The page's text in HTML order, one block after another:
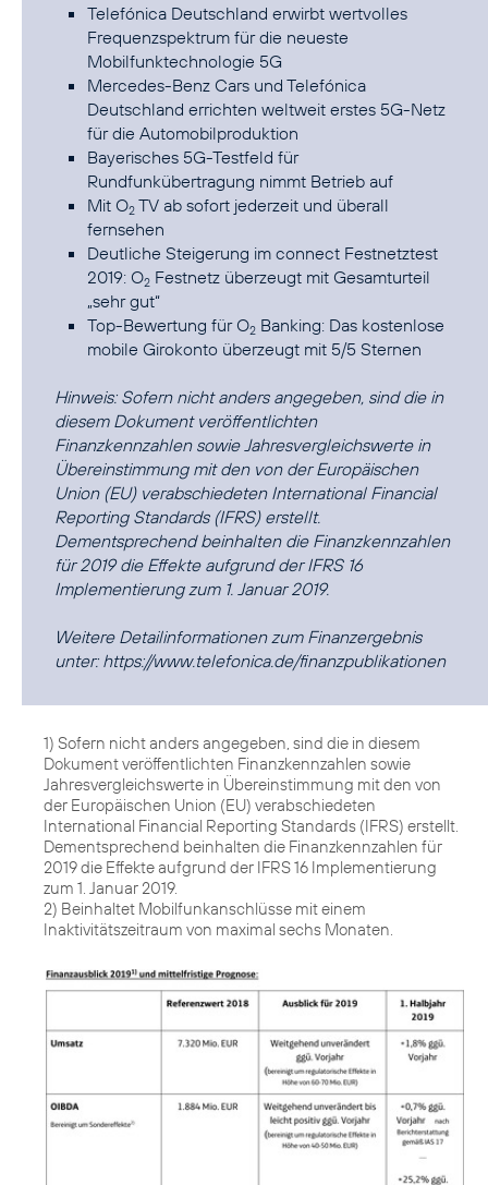
Telefónica Deutschland erwirbt wertvolles
Frequenzspektrum für die neueste
Mobilfunktechnologie 5G
Mercedes-Benz Cars und Telefónica
Deutschland errichten weltweit erstes 5G-Netz
für die Automobilproduktion
Bayerisches 5G-Testfeld für
Rundfunkübertragung nimmt Betrieb auf
Mit O2 TV ab sofort jederzeit und überall
fernsehen
Deutliche Steigerung im connect Festnetztest
2019: O2 Festnetz überzeugt mit Gesamturteil
„sehr gut“
Top-Bewertung für O2 Banking: Das kostenlose
mobile Girokonto überzeugt mit 5/5 Sternen
Hinweis: Sofern nicht anders angegeben, sind die in
diesem Dokument veröffentlichten
Finanzkennzahlen sowie Jahresvergleichswerte in
Übereinstimmung mit den von der Europäischen
Union (EU) verabschiedeten International Financial
Reporting Standards (IFRS) erstellt.
Dementsprechend beinhalten die Finanzkennzahlen
für 2019 die Effekte aufgrund der IFRS 16
Implementierung zum 1. Januar 2019.
Weitere Detailinformationen zum Finanzergebnis
unter: https://www.telefonica.de/finanzpublikationen
1) Sofern nicht anders angegeben, sind die in diesem
Dokument veröffentlichten Finanzkennzahlen sowie
Jahresvergleichswerte in Übereinstimmung mit den von
der Europäischen Union (EU) verabschiedeten
International Financial Reporting Standards (IFRS) erstellt.
Dementsprechend beinhalten die Finanzkennzahlen für
2019 die Effekte aufgrund der IFRS 16 Implementierung
zum 1. Januar 2019.
2) Beinhaltet Mobilfunkanschlüsse mit einem
Inaktivitätszeitraum von maximal sechs Monaten.